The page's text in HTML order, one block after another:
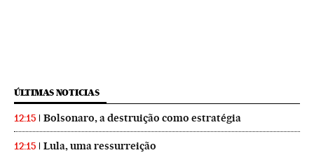
ÚLTIMAS NOTICIAS
12:15 Bolsonaro, a destruição como estratégia
12:15 Lula, uma ressurreição